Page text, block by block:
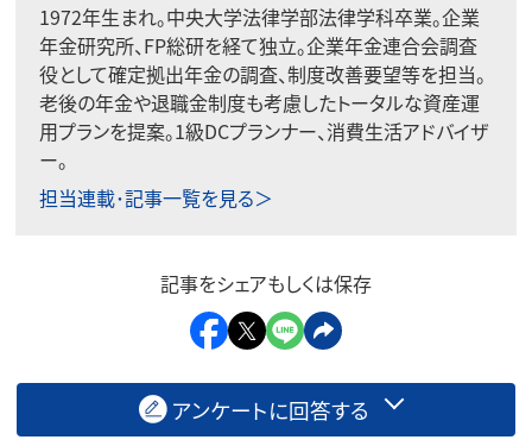
1972年生まれ。中央大学法律学部法律学科卒業。企業
年金研究所、FP総研を経て独立。企業年金連合会調査
役として確定拠出年金の調査、制度改善要望等を担当。
老後の年金や退職金制度も考慮したトータルな資産運
用プランを提案。1級DCプランナー、消費生活アドバイザ
ー。
担当連載･記事一覧を見る＞
記事をシェアもしくは保存
アンケートに回答する